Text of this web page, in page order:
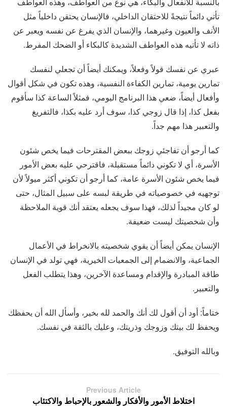
تأتي دائماً نتيجةً للاحتقان الداخلي، فالإنسان يحتقن داخلياً مثل
الأنف والعيون وغيرهما، والإنسان الذي يفرغ عن نفسه ويعبر عن
ذاته لا تأتيه هذه العواطف الشديدة كالبكاء أو الضحك المفرط.
عبري عن نفسك قولاً وفعلاً، ويمكنك أيضاً أن تجعلي لنفسك
تمارين يومية، تمارين الكفاءة النفسية، وهذه تكون في شكل أقوال
وأفعال أيضاً، ضعي هذا البرنامج اليومي، فمثلاً الساعة كذا سأقوم
بفعل كذا، إذا قال زوجي كذا، سوف أرد عليه بكذا، فالتفريغ
والتعبير هذا مهم جداً.
كما أرجو أن تفاجئي زوجك ببعض المقترحات فيما يخص شئون
الأسرة، أي لا تكوني دائماً مستقبلة، فاقترحي عليه بعض الأمور
فيما يخص شئون الأسرة عامة، كما أرجو أن تكوني أكثر ميولاً لأن
توجهيه في خصوصياته في طريقة لبسه على سبيل المثال، حتى
لو كان مجيداً لذلك، فهذا سوف يجعله يعتقد أنك قوية الملاحظة
وأن شخصيتك ليست ضعيفة.
الإنسان يمكن أيضاً أن يقوي شخصيته بالانخراط في الأعمال
الجماعية، والانضمام إلى الجمعيات الخيرية، فهي تولد في الإنسان
طاقة المبادرة والإقدام ومساعدة الآخرين، وهذا يتطلب الفعل
والتعبير.
ختاماً: أود أن أقول لك أنك والحمد لله بخير، وأسأل الله أن يحفظك
ويحفظ لك بيتك وزوجك وذريتك، وعليك بالثقة في نفسك.
وبالله التوفيق.
Previous Article
اختلاط الأمور والأفكار والشعور بالإحباط والاكتئاب